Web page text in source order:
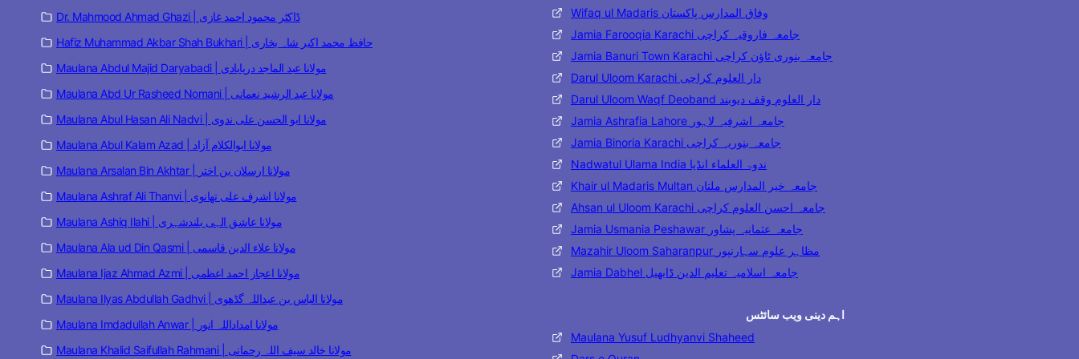
Dr. Mahmood Ahmad Ghazi | ڈاکٹر محمود احمد غازی
Hafiz Muhammad Akbar Shah Bukhari | حافظ محمد اکبر شاہ بخاری
Maulana Abdul Majid Daryabadi | مولانا عبد الماجد دریابادی
Maulana Abd Ur Rasheed Nomani | مولانا عبد الرشید نعمانی
Maulana Abul Hasan Ali Nadvi | مولانا ابو الحسن علی ندوی
Maulana Abul Kalam Azad | مولانا ابوالکلام آزاد
Maulana Arsalan Bin Akhtar | مولانا ارسلان بن اختر
Maulana Ashraf Ali Thanvi | مولانا اشرف علی تھانوی
Maulana Ashiq Ilahi | مولانا عاشق الہی بلندشہری
Maulana Ala ud Din Qasmi | مولانا علاء الدین قاسمی
Maulana Ijaz Ahmad Azmi | مولانا اعجاز احمد اعظمی
Maulana Ilyas Abdullah Gadhvi | مولانا الیاس بن عبداللہ گڈھوی
Maulana Imdadullah Anwar | مولانا امداداللہ انور
Maulana Khalid Saifullah Rahmani | مولانا خالد سیف اللہ رحمانی
Wifaq ul Madaris وفاق المدارس پاکستان
Jamia Farooqia Karachi جامعہ فاروقیہ کراچی
Jamia Banuri Town Karachi جامعہ بنوری ٹاؤن کراچی
Darul Uloom Karachi دار العلوم کراچی
Darul Uloom Waqf Deoband دار العلوم وقف دیوبند
Jamia Ashrafia Lahore جامعہ اشرفیہ لاہور
Jamia Binoria Karachi جامعہ بنوریہ کراچی
Nadwatul Ulama India ندوۃ العلماء انڈیا
Khair ul Madaris Multan جامعہ خیر المدارس ملتان
Ahsan ul Uloom Karachi جامعہ احسن العلوم کراچی
Jamia Usmania Peshawar جامعہ عثمانیہ پشاور
Mazahir Uloom Saharanpur مظاہر علوم سہارنپور
Jamia Dabhel جامعہ اسلامیہ تعلیم الدین ڈابھیل
اہم دینی ویب سائٹس
Maulana Yusuf Ludhyanvi Shaheed